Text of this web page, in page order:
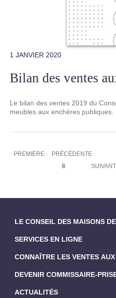
1 JANVIER 2020
Bilan des ventes
Le bilan des ventes 2019 du
meubles aux enchères publiques.
Pagination
PREMIÈRE
PREMIÈRE
PAGE
PRÉCÉDENTE
Page
8
PAGE
LE CONSEIL DES MAISONS
SERVICES EN LIGNE
CONNAÎTRE LES VENTES
DEVENIR COMMISSAIRE-
ACTUALITÉS